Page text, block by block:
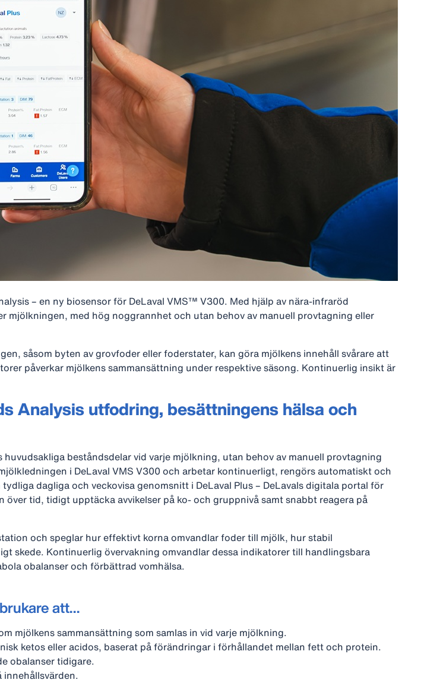
– en ny biosensor för DeLaval VMS™ V300. Med hjälp av nära‑infraröd
med hög noggrannhet och utan behov av manuell provtagning eller
såsom byten av grovfoder eller foderstater, kan göra mjölkens innehåll svårare att
påverkar mjölkens sammansättning under respektive säsong. Kontinuerlig insikt är
Analysis utfodring, besättningens hälsa och
beståndsdelar vid varje mjölkning, utan behov av manuell provtagning
i DeLaval VMS V300 och arbetar kontinuerligt, rengörs automatiskt och
dagliga och veckovisa genomsnitt i DeLaval Plus – DeLavals digitala portal för
tid, tidigt upptäcka avvikelser på ko‑ och gruppnivå samt snabbt reagera på
och speglar hur effektivt korna omvandlar foder till mjölk, hur stabil
skede. Kontinuerlig övervakning omvandlar dessa indikatorer till handlingsbara
obalanser och förbättrad vomhälsa.
att…
mjölkens sammansättning som samlas in vid varje mjölkning.
ketos eller acidos, baserat på förändringar i förhållandet mellan fett och protein.
obalanser tidigare.